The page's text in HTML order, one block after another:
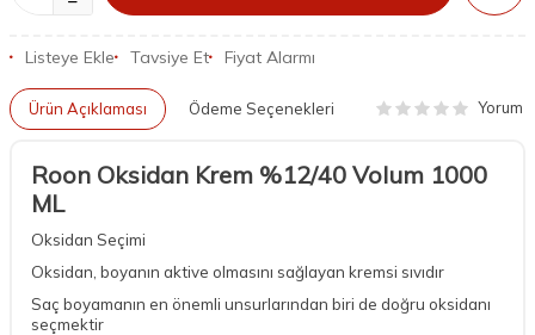
Listeye Ekle Tavsiye Et Fiyat Alarmı
Ürün Açıklaması Ödeme Seçenekleri Yorum
Roon Oksidan Krem %12/40 Volum 1000
ML
Oksidan Seçimi
Oksidan, boyanın aktive olmasını sağlayan kremsi sıvıdır
Saç boyamanın en önemli unsurlarından biri de doğru oksidanı
seçmektir